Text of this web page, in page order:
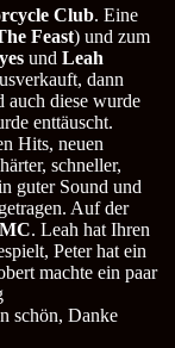
05.04.2013
Tonhalle
München
Club. Eine
Feast) und zum
und Leah
dann
auch diese wurde
enttäuscht.
Hits, neuen
schneller,
guter Sound und
Auf der
. Leah hat Ihren
Peter hat ein
machte ein paar
schön, Danke